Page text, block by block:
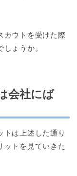
カウトを受けた際
ょうか。
会社にば
トは上述した通り
ットを見ていきた